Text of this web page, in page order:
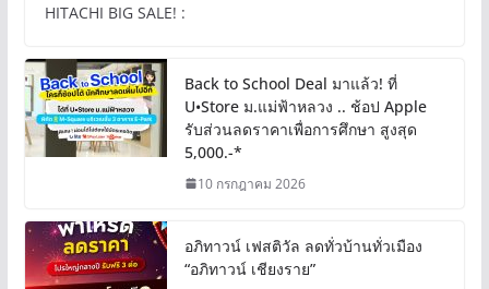
HITACHI BIG SALE! :
Back to School Deal มาแล้ว! ที่
U•Store ม.แม่ฟ้าหลวง .. ช้อป Apple
รับส่วนลดราคาเพื่อการศึกษา สูงสุด
5,000.-*
10 กรกฎาคม 2026
อภิทาวน์ เฟสติวัล ลดทั่วบ้านทั่วเมือง
“อภิทาวน์ เชียงราย”